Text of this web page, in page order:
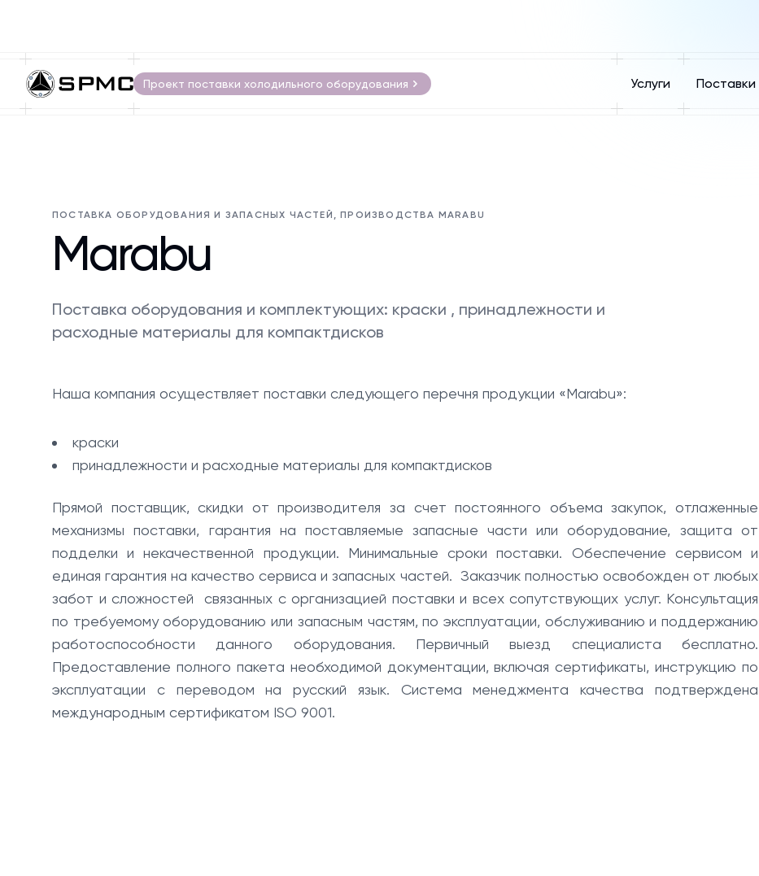
Проект поставки холодильного оборудования Услуги Поставки
ПОСТАВКА ОБОРУДОВАНИЯ И ЗАПАСНЫХ ЧАСТЕЙ, ПРОИЗВОДСТВА MARABU
Marabu
Поставка оборудования и комплектующих: краски , принадлежности и
расходные материалы для компактдисков
Наша компания осуществляет поставки следующего перечня продукции «Marabu»:
краски
принадлежности и расходные материалы для компактдисков
Прямой поставщик, скидки от производителя за счет постоянного объема закупок, отлаженные
механизмы поставки, гарантия на поставляемые запасные части или оборудование, защита от
подделки и некачественной продукции. Минимальные сроки поставки. Обеспечение сервисом и
единая гарантия на качество сервиса и запасных частей. Заказчик полностью освобожден от любых
забот и сложностей связанных с организацией поставки и всех сопутствующих услуг. Консультация
по требуемому оборудованию или запасным частям, по эксплуатации, обслуживанию и поддержанию
работоспособности данного оборудования. Первичный выезд специалиста бесплатно.
Предоставление полного пакета необходимой документации, включая сертификаты, инструкцию по
эксплуатации с переводом на русский язык. Система менеджмента качества подтверждена
международным сертификатом ISO 9001.